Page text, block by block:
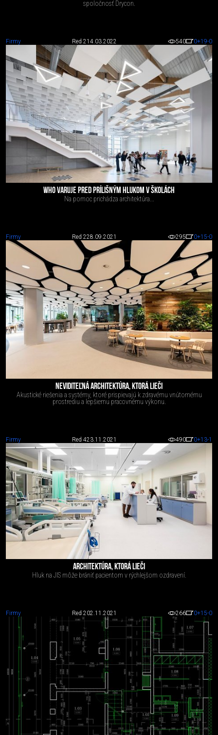
spoločnosť Drycon.
Firmy Red 214.03.2022 540 0+19-0
WHO VARUJE PRED PRÍLIŠNÝM HLUKOM V ŠKOLÁCH
Na pomoc prichádza architektúra...
Firmy Red 228.09.2021 295 0+15-0
NEVIDITEĽNÁ ARCHITEKTÚRA, KTORÁ LIEČI
Akustické riešenia a systémy, ktoré prispievajú k zdravému vnútornému
prostrediu a lepšiemu pracovnému výkonu.
Firmy Red 423.11.2021 490 0+13-1
ARCHITEKTÚRA, KTORÁ LIEČI
Hluk na JIS môže brániť pacientom v rýchlejšom ozdravení.
Firmy Red 202.11.2021 266 0+15-0